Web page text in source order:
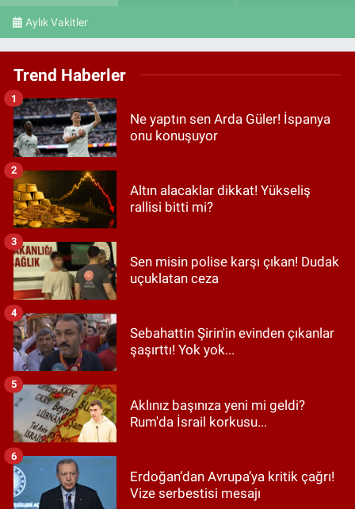
Aylık Vakitler
Trend Haberler
Ne yaptın sen Arda Güler! İspanya
onu konuşuyor
1
Altın alacaklar dikkat! Yükseliş
rallisi bitti mi?
2
Sen misin polise karşı çıkan! Dudak
uçuklatan ceza
3
Sebahattin Şirin'in evinden çıkanlar
şaşırttı! Yok yok...
4
Aklınız başınıza yeni mi geldi?
Rum'da İsrail korkusu...
5
Erdoğan’dan Avrupa’ya kritik çağrı!
Vize serbestisi mesajı
6